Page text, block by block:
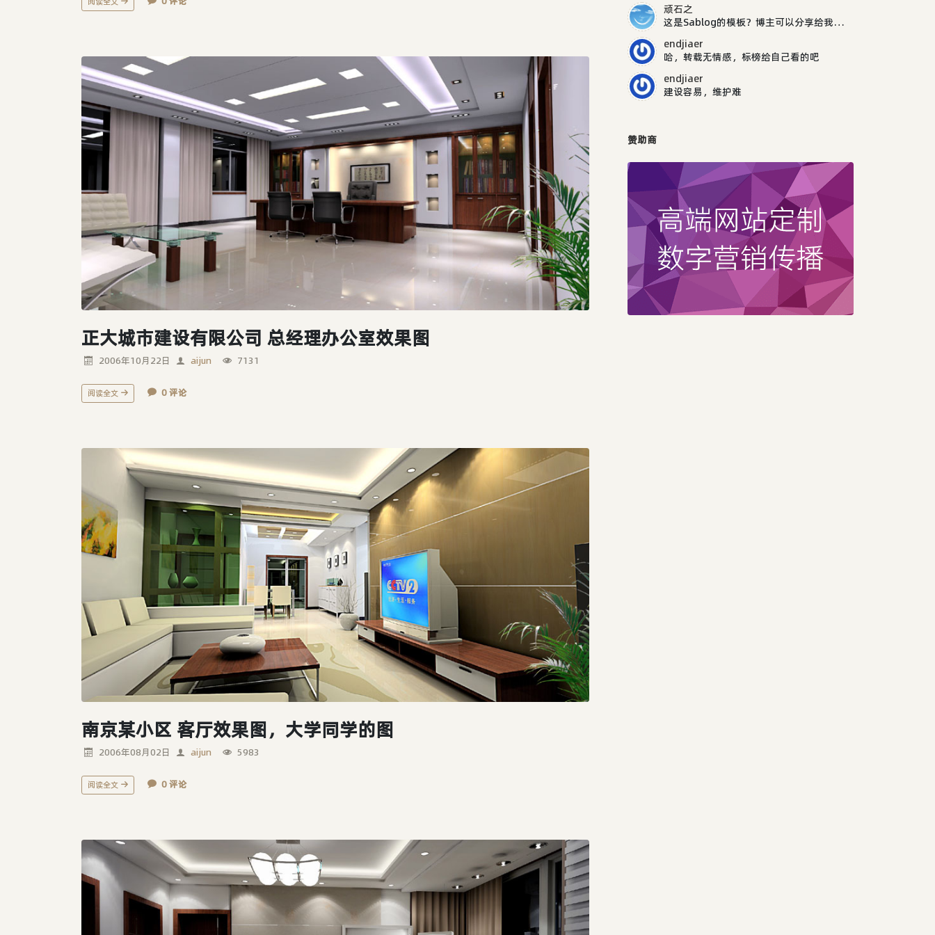
正大城市建设有限公司 总经理办公室效果图
2006年10月22日 aijun 7131
阅读全文 0 评论
南京某小区 客厅效果图，大学同学的图
2006年08月02日 aijun 5983
阅读全文 0 评论
顽石之
这是Sablog的模板？博主可以分享给我吗，谢谢
endjiaer
哈，转载无情感，标榜给自己看的吧
endjiaer
建设容易，维护难
赞助商